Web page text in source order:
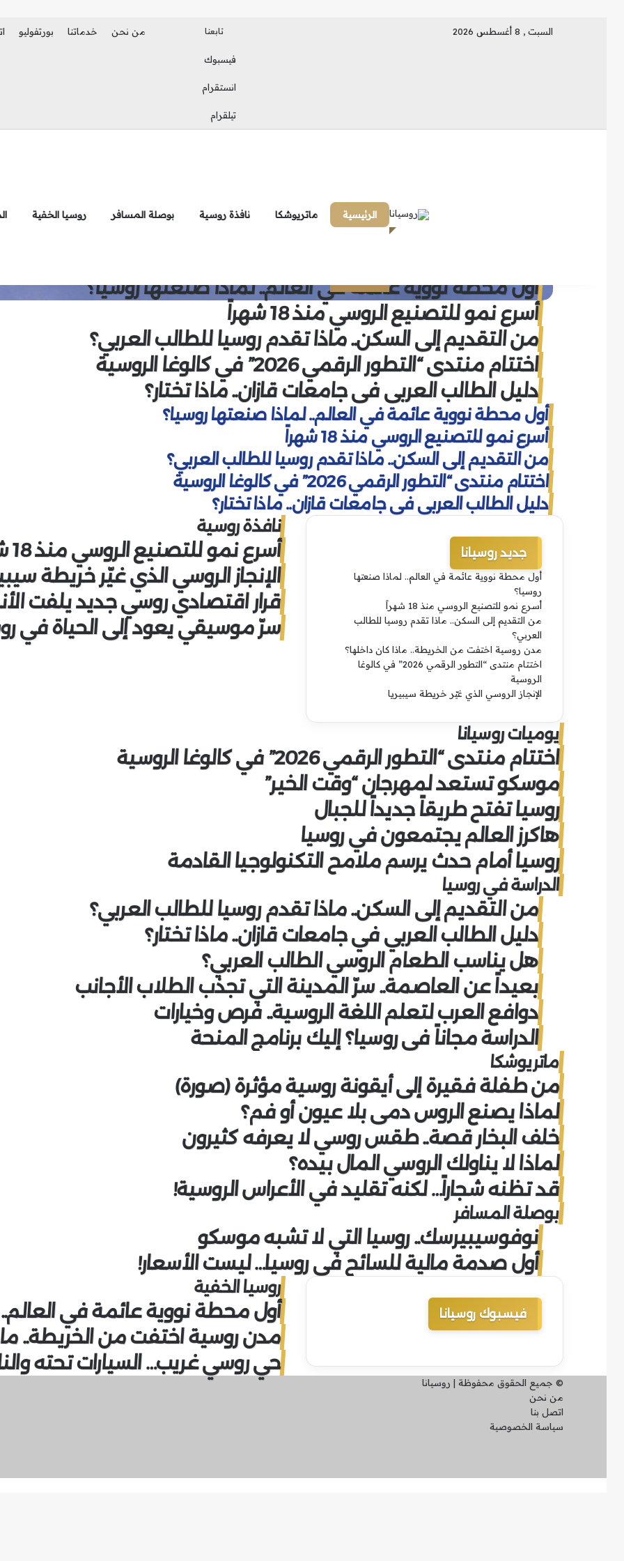
السبت , 8 أغسطس 2026 تابعنا
فيسبوك
انستقرام
تيلقرام
من نحن خدماتنا بورتفوليو
الرئيسية ماتريوشكا نافذة روسية بوصلة المسافر روسيا الخفية
أول محطة نووية عائمة في العالم.. لماذا صنعتها روسيا؟
أسرع نمو للتصنيع الروسي منذ 18 شهراً
من التقديم إلى السكن.. ماذا تقدم روسيا للطالب العربي؟
اختتام منتدى “التطور الرقمي 2026” في كالوغا الروسية
دليل الطالب العربي في جامعات قازان.. ماذا تختار؟
أول محطة نووية عائمة في العالم.. لماذا صنعتها روسيا؟
أسرع نمو للتصنيع الروسي منذ 18 شهراً
من التقديم إلى السكن.. ماذا تقدم روسيا للطالب العربي؟
اختتام منتدى “التطور الرقمي 2026” في كالوغا الروسية
دليل الطالب العربي في جامعات قازان.. ماذا تختار؟
نافذة روسية
أسرع نمو للتصنيع الروسي منذ 18 شهراً
الإنجاز الروسي الذي غيّر خريطة
قرار اقتصادي روسي جديد يلفت
سرّ موسيقي يعود إلى الحياة في
جديد روسيانا
أول محطة نووية عائمة في العالم.. لماذا صنعتها
روسيا؟
أسرع نمو للتصنيع الروسي منذ 18 شهراً
من التقديم إلى السكن.. ماذا تقدم روسيا للطالب
العربي؟
مدن روسية اختفت من الخريطة.. ماذا كان داخلها؟
اختتام منتدى “التطور الرقمي 2026” في كالوغا
الروسية
الإنجاز الروسي الذي غيّر خريطة سيبيريا
يوميات روسيانا
اختتام منتدى “التطور الرقمي 2026” في كالوغا الروسية
موسكو تستعد لمهرجان “وقت الخير”
روسيا تفتح طريقاً جديداً للجبال
هاكرز العالم يجتمعون في روسيا
روسيا أمام حدث يرسم ملامح التكنولوجيا القادمة
الدراسة في روسيا
من التقديم إلى السكن.. ماذا تقدم روسيا للطالب العربي؟
دليل الطالب العربي في جامعات قازان.. ماذا تختار؟
هل يناسب الطعام الروسي الطالب العربي؟
بعيداً عن العاصمة.. سرّ المدينة التي تجذب الطلاب الأجانب
دوافع العرب لتعلم اللغة الروسية.. فرص وخيارات
الدراسة مجاناً في روسيا؟ إليك برنامج المنحة
ماتريوشكا
من طفلة فقيرة إلى أيقونة روسية مؤثرة (صورة)
لماذا يصنع الروس دمى بلا عيون أو فم؟
خلف البخار قصة.. طقس روسي لا يعرفه كثيرون
لماذا لا يناولك الروسي المال بيده؟
قد تظنه شجاراً… لكنه تقليد في الأعراس الروسية!
بوصلة المسافر
نوفوسيبيرسك.. روسيا التي لا تشبه موسكو
أول صدمة مالية للسائح في روسيا… ليست الأسعار!
روسيا الخفية
أول محطة نووية عائمة في
مدن روسية اختفت من الخريطة..
حي روسي غريب… السيارات تحته
فيسبوك روسيانا
© جميع الحقوق محفوظة | روسيانا
من نحن
اتصل بنا
سياسة الخصوصية